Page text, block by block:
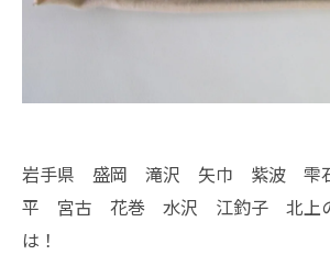
岩手県 盛岡 滝沢 矢巾 紫波 雫
平 宮古 花巻 水沢 江釣子 北上の
は！